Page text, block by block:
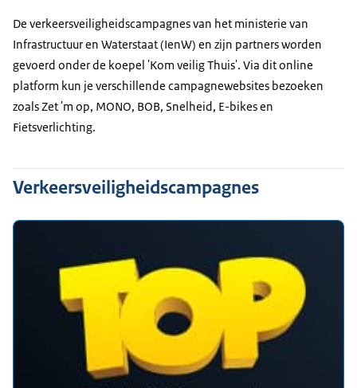
De verkeersveiligheidscampagnes van het ministerie van
Infrastructuur en Waterstaat (IenW) en zijn partners worden
gevoerd onder de koepel 'Kom veilig Thuis'. Via dit online
platform kun je verschillende campagnewebsites bezoeken
zoals Zet 'm op, MONO, BOB, Snelheid, E-bikes en
Fietsverlichting.
Verkeersveiligheidscampagnes